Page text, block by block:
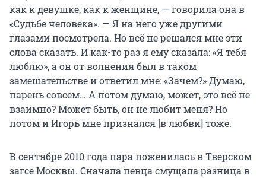
как к девушке, как к женщине, — говорила она в
«Судьбе человека». — Я на него уже другими
глазами посмотрела. Но всё не решался мне эти
слова сказать. И как-то раз я ему сказала: «Я тебя
люблю», а он от волнения был в таком
замешательстве и ответил мне: «Зачем?» Думаю,
парень совсем… А потом думаю, может, это всё не
взаимно? Может быть, он не любит меня? Но
потом и Игорь мне признался [в любви] тоже.
В сентябре 2010 года пара поженилась в Тверском
загсе Москвы. Сначала певца смущала разница в